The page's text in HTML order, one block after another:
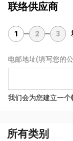
联络供应商
1 2 3
电邮地址(填写您的
我们会为您建立一个
所有类别